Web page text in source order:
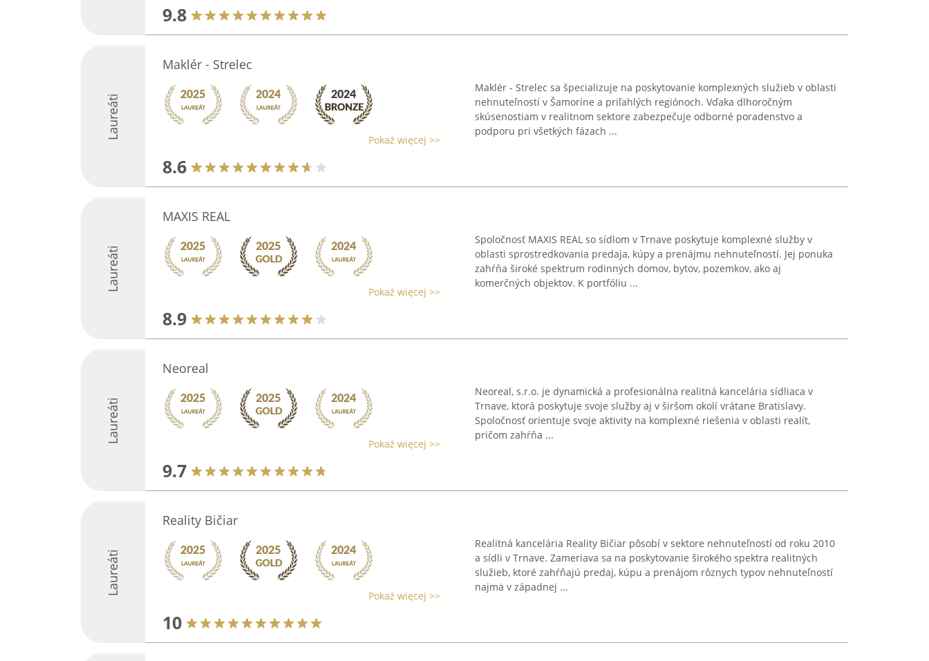
9.8
Laureáti
Maklér - Strelec
Pokaż więcej >>
8.6
Maklér - Strelec sa špecializuje na poskytovanie komplexných služieb v oblasti
nehnuteľností v Šamoríne a priľahlých regiónoch. Vďaka dlhoročným
skúsenostiam v realitnom sektore zabezpečuje odborné poradenstvo a
podporu pri všetkých fázach ...
Laureáti
MAXIS REAL
Pokaż więcej >>
8.9
Spoločnosť MAXIS REAL so sídlom v Trnave poskytuje komplexné služby v
oblasti sprostredkovania predaja, kúpy a prenájmu nehnuteľností. Jej ponuka
zahŕňa široké spektrum rodinných domov, bytov, pozemkov, ako aj
komerčných objektov. K portfóliu ...
Laureáti
Neoreal
Pokaż więcej >>
9.7
Neoreal, s.r.o. je dynamická a profesionálna realitná kancelária sídliaca v
Trnave, ktorá poskytuje svoje služby aj v širšom okolí vrátane Bratislavy.
Spoločnosť orientuje svoje aktivity na komplexné riešenia v oblasti realít,
pričom zahŕňa ...
Laureáti
Reality Bičiar
Pokaż więcej >>
10
Realitná kancelária Reality Bičiar pôsobí v sektore nehnuteľností od roku 2010
a sídli v Trnave. Zameriava sa na poskytovanie širokého spektra realitných
služieb, ktoré zahŕňajú predaj, kúpu a prenájom rôznych typov nehnuteľností
najmä v západnej ...